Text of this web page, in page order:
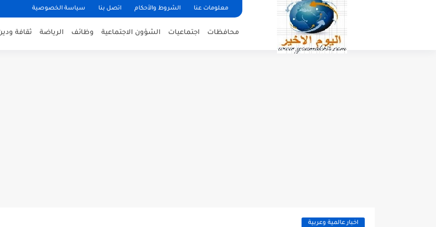
معلومات عنا الشروط والأحكام اتصل بنا سياسة الخصوصية
محافظات اجتماعيات الشؤون الاجتماعية وظائف الرياضة ثقافة
اخبار عالمية وعربية